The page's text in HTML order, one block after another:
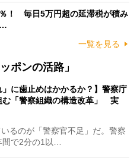
！ 毎日5万円超の延滞税が積み
…
一覧を見る
ポンの活路」
」に歯止めはかかるか？】警察庁
む「警察組織の構造改革」 実
るのが「警察官不足」だ。警察
で2分の1以…